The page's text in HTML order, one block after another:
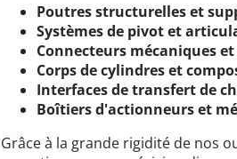
Poutres structurelles et
Systèmes de pivot et
Connecteurs mécaniques
Corps de cylindres et
Interfaces de transfert de
Boîtiers d'actionneurs et
Grâce à la grande rigidité de nos